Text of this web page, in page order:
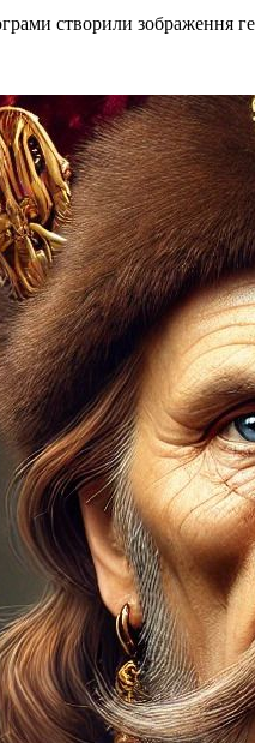
створили зображення